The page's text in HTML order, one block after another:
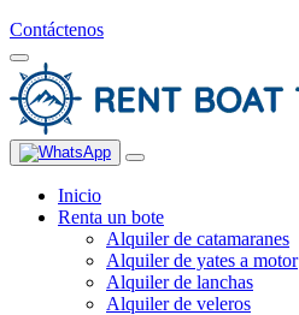
Contáctenos
Inicio
Renta un bote
Alquiler de catamaranes
Alquiler de yates a motor
Alquiler de lanchas
Alquiler de veleros